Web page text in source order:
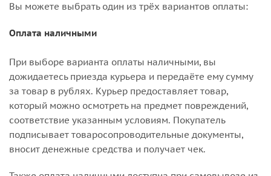
Вы можете выбрать один из трёх вариантов оплаты:
Оплата наличными
При выборе варианта оплаты наличными, вы
дожидаетесь приезда курьера и передаёте ему сумму
за товар в рублях. Курьер предоставляет товар,
который можно осмотреть на предмет повреждений,
соответствие указанным условиям. Покупатель
подписывает товаросопроводительные документы,
вносит денежные средства и получает чек.